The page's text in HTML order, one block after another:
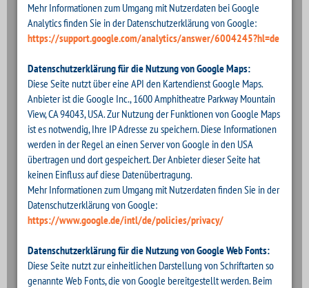
Mehr Informationen zum Umgang mit Nutzerdaten bei Google
Analytics finden Sie in der Datenschutzerklärung von Google:
https://support.google.com/analytics/answer/6004245?hl=de
Datenschutzerklärung für die Nutzung von Google Maps:
Diese Seite nutzt über eine API den Kartendienst Google Maps.
Anbieter ist die Google Inc., 1600 Amphitheatre Parkway Mountain
View, CA 94043, USA. Zur Nutzung der Funktionen von Google Maps
ist es notwendig, Ihre IP Adresse zu speichern. Diese Informationen
werden in der Regel an einen Server von Google in den USA
übertragen und dort gespeichert. Der Anbieter dieser Seite hat
keinen Einfluss auf diese Datenübertragung.
Mehr Informationen zum Umgang mit Nutzerdaten finden Sie in der
Datenschutzerklärung von Google:
https://www.google.de/intl/de/policies/privacy/
Datenschutzerklärung für die Nutzung von Google Web Fonts:
Diese Seite nutzt zur einheitlichen Darstellung von Schriftarten so
genannte Web Fonts, die von Google bereitgestellt werden. Beim